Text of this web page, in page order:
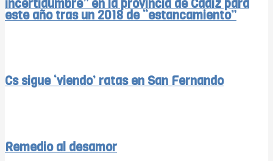
incertidumbre” en la provincia de Cádiz para
este año tras un 2018 de “estancamiento”
Cs sigue ‘viendo’ ratas en San Fernando
Remedio al desamor